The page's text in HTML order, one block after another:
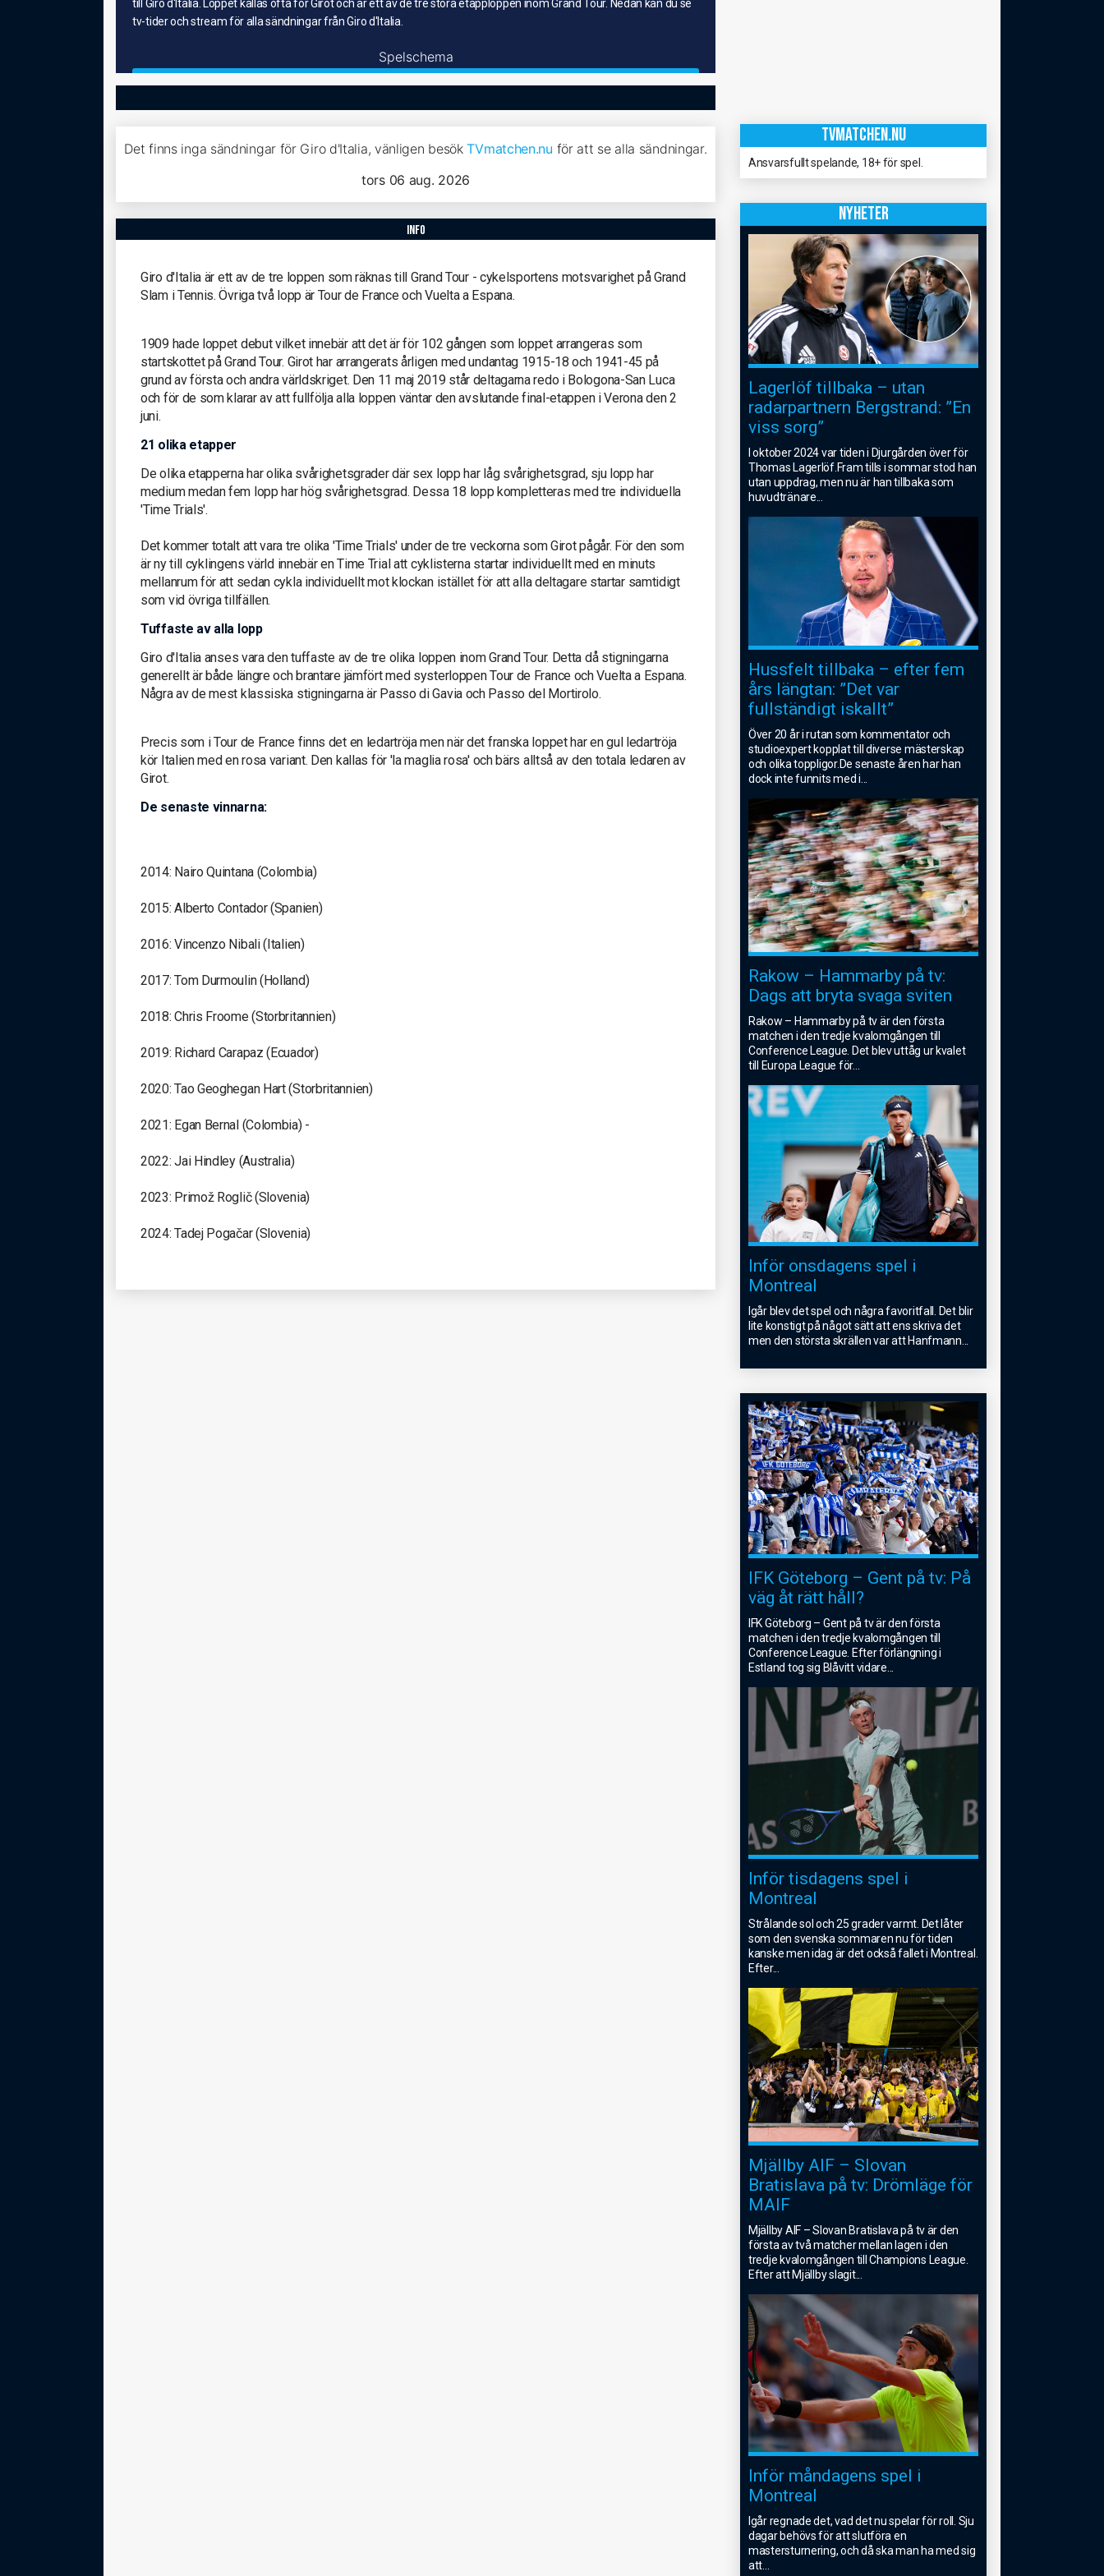
till Giro d'Italia. Loppet kallas ofta för Girot och är ett av de tre stora etapploppen inom Grand Tour. Nedan kan du se
tv-tider och stream för alla sändningar från Giro d'Italia.
Spelschema
Det finns inga sändningar för Giro d'Italia, vänligen besökTVmatchen.nu för att se alla sändningar.
tors 06 aug. 2026
info
Giro d'Italia är ett av de tre loppen som räknas till Grand Tour - cykelsportens motsvarighet på Grand
Slam i Tennis. Övriga två lopp är Tour de France och Vuelta a Espana.
1909 hade loppet debut vilket innebär att det är för 102 gången som loppet arrangeras som
startskottet på Grand Tour. Girot har arrangerats årligen med undantag 1915-18 och 1941-45 på
grund av första och andra världskriget. Den 11 maj 2019 står deltagarna redo i Bologona-San Luca
och för de som klarar av att fullfölja alla loppen väntar den avslutande final-etappen i Verona den 2
juni.
21 olika etapper
De olika etapperna har olika svårighetsgrader där sex lopp har låg svårighetsgrad, sju lopp har
medium medan fem lopp har hög svårighetsgrad. Dessa 18 lopp kompletteras med tre individuella
'Time Trials'.
Det kommer totalt att vara tre olika 'Time Trials' under de tre veckorna som Girot pågår. För den som
är ny till cyklingens värld innebär en Time Trial att cyklisterna startar individuellt med en minuts
mellanrum för att sedan cykla individuellt mot klockan istället för att alla deltagare startar samtidigt
som vid övriga tillfällen.
Tuffaste av alla lopp
Giro d'Italia anses vara den tuffaste av de tre olika loppen inom Grand Tour. Detta då stigningarna
generellt är både längre och brantare jämfört med systerloppen Tour de France och Vuelta a Espana.
Några av de mest klassiska stigningarna är Passo di Gavia och Passo del Mortirolo.
Precis som i Tour de France finns det en ledartröja men när det franska loppet har en gul ledartröja
kör Italien med en rosa variant. Den kallas för 'la maglia rosa' och bärs alltså av den totala ledaren av
Girot.
De senaste vinnarna:
2014: Nairo Quintana (Colombia)
2015: Alberto Contador (Spanien)
2016: Vincenzo Nibali (Italien)
2017: Tom Durmoulin (Holland)
2018: Chris Froome (Storbritannien)
2019: Richard Carapaz (Ecuador)
2020: Tao Geoghegan Hart (Storbritannien)
2021: Egan Bernal (Colombia) -
2022: Jai Hindley (Australia)
2023: Primož Roglič (Slovenia)
2024: Tadej Pogačar (Slovenia)
TVMATCHEN.NU
Ansvarsfullt spelande, 18+ för spel.
NYHETER
Lagerlöf tillbaka – utan
radarpartnern Bergstrand: ”En
viss sorg”
I oktober 2024 var tiden i Djurgården över för
Thomas Lagerlöf.Fram tills i sommar stod han
utan uppdrag, men nu är han tillbaka som
huvudtränare
Hussfelt tillbaka – efter fem
års längtan: ”Det var
fullständigt iskallt”
Över 20 år i rutan som kommentator och
studioexpert kopplat till diverse mästerskap
och olika toppligor.De senaste åren har han
dock inte funnits med i
Rakow – Hammarby på tv:
Dags att bryta svaga sviten
Rakow – Hammarby på tv är den första
matchen i den tredje kvalomgången till
Conference League. Det blev uttåg ur kvalet
till Europa League för...
Inför onsdagens spel i
Montreal
Igår blev det spel och några favoritfall. Det blir
lite konstigt på något sätt att ens skriva det
men den största skrällen var att Hanfmann
IFK Göteborg – Gent på tv: På
väg åt rätt håll?
IFK Göteborg – Gent på tv är den första
matchen i den tredje kvalomgången till
Conference League. Efter förlängning i
Estland tog sig Blåvitt vidare...
Inför tisdagens spel i
Montreal
Strålande sol och 25 grader varmt. Det låter
som den svenska sommaren nu för tiden
kanske men idag är det också fallet i Montreal.
Efter...
Mjällby AIF – Slovan
Bratislava på tv: Drömläge för
MAIF
Mjällby AIF – Slovan Bratislava på tv är den
första av två matcher mellan lagen i den
tredje kvalomgången till Champions League.
Efter att Mjällby slagit...
Inför måndagens spel i
Montreal
Igår regnade det, vad det nu spelar för roll. Sju
dagar behövs för att slutföra en
mastersturnering, och då ska man ha med sig
att